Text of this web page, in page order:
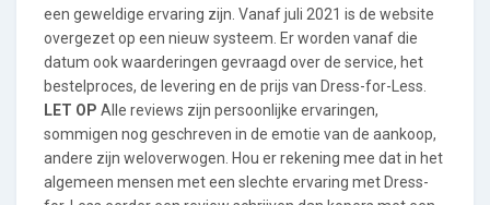
een geweldige ervaring zijn. Vanaf juli 2021 is de website
overgezet op een nieuw systeem. Er worden vanaf die
datum ook waarderingen gevraagd over de service, het
bestelproces, de levering en de prijs van Dress-for-Less.
LET OP Alle reviews zijn persoonlijke ervaringen,
sommigen nog geschreven in de emotie van de aankoop,
andere zijn weloverwogen. Hou er rekening mee dat in het
algemeen mensen met een slechte ervaring met Dress-